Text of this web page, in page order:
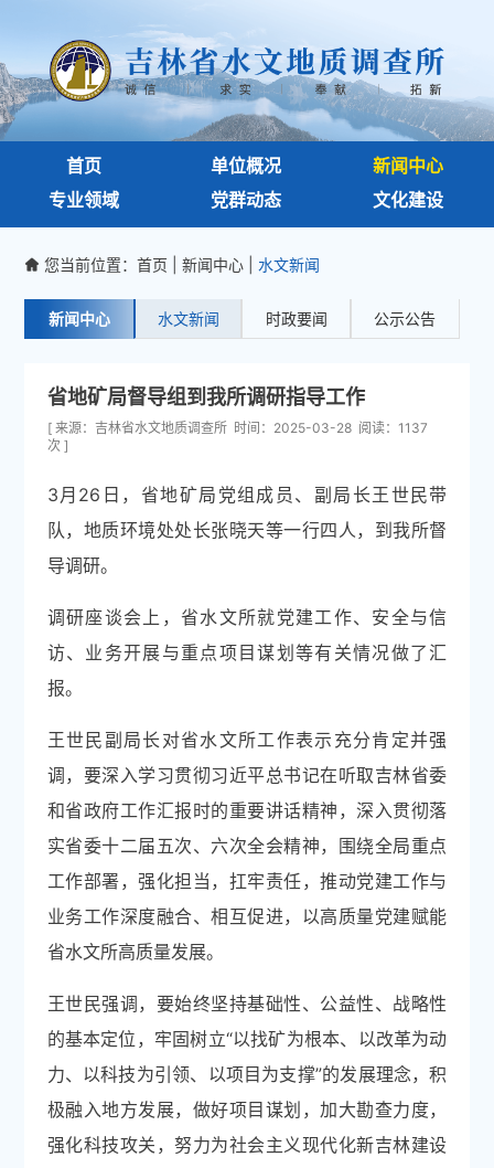
首页 单位概况
新闻中心
专业领域
党群动态 文化建设
 您当前位置：首页 |新闻中心 水文新闻
新闻中心 水文新闻 时政要闻 公示公告
省地矿局督导组到我所调研指导工作
[ 来源：吉林省水文地质调查所 时间：2025-03-28 阅读：1137
次 ]
3月26日，省地矿局党组成员、副局长王世民带
队，地质环境处处长张晓天等一行四人，到我所督
导调研。
调研座谈会上，省水文所就党建工作、安全与信
访、业务开展与重点项目谋划等有关情况做了汇
报。
王世民副局长对省水文所工作表示充分肯定并强
调，要深入学习贯彻习近平总书记在听取吉林省委
和省政府工作汇报时的重要讲话精神，深入贯彻落
实省委十二届五次、六次全会精神，围绕全局重点
工作部署，强化担当，扛牢责任，推动党建工作与
业务工作深度融合、相互促进，以高质量党建赋能
省水文所高质量发展。
王世民强调，要始终坚持基础性、公益性、战略性
的基本定位，牢固树立“以找矿为根本、以改革为动
力、以科技为引领、以项目为支撑”的发展理念，积
极融入地方发展，做好项目谋划，加大勘查力度，
强化科技攻关，努力为社会主义现代化新吉林建设